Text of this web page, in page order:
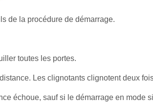
de la procédure de démarrage.
toutes les portes.
Les clignotants clignotent deux
échoue, sauf si le démarrage en mode